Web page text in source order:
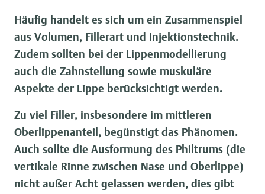
Häufig handelt es sich um ein Zusammenspiel
aus Volumen, Fillerart und Injektionstechnik.
Zudem sollten bei der Lippenmodellierung
auch die Zahnstellung sowie muskuläre
Aspekte der Lippe berücksichtigt werden.
Zu viel Filler, insbesondere im mittleren
Oberlippenanteil, begünstigt das Phänomen.
Auch sollte die Ausformung des Philtrums (die
vertikale Rinne zwischen Nase und Oberlippe)
nicht außer Acht gelassen werden, dies gibt